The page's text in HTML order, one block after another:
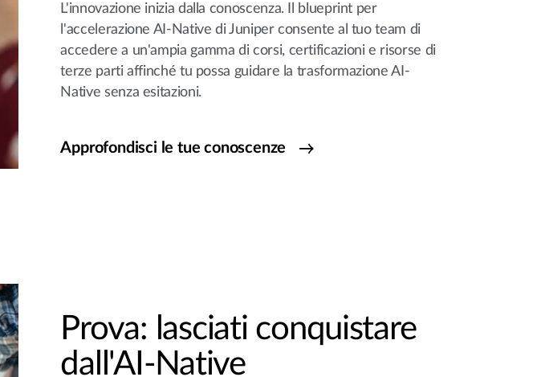
L'innovazione inizia dalla conoscenza. Il blueprint per
l'accelerazione AI-Native di Juniper consente al tuo team di
accedere a un'ampia gamma di corsi, certificazioni e risorse di
terze parti affinché tu possa guidare la trasformazione AI-
Native senza esitazioni.
Approfondisci le tue conoscenze
Prova: lasciati conquistare
dall'AI-Native